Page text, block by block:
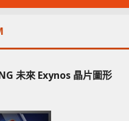
未來 Exynos 晶片圖形